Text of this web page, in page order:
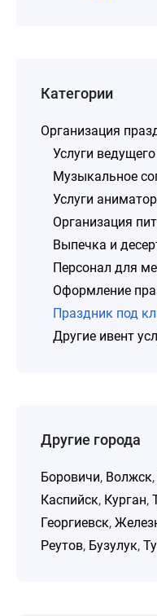
Категории
Организация
Услуги ведущего
Музыкальное
Услуги
Организация
Выпечка и
Персонал для
Оформление
Праздник под
Другие ивент
Другие города
Боровичи, Волжск,
Каспийск, Курган,
Георгиевск,
Реутов, Бузулук,